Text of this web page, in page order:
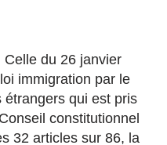
Celle du 26 janvier
immigration par le
étrangers qui est pris
constitutionnel
32 articles sur 86, la